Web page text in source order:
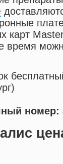
карт
время
номер: